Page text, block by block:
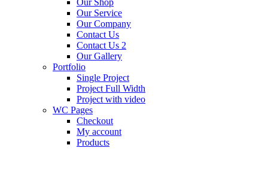
Our Shop
Our Service
Our Company
Contact Us
Contact Us 2
Our Gallery
Portfolio
Single Project
Project Full Width
Project with video
WC Pages
Checkout
My account
Products